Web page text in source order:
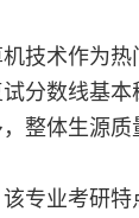
技术作为
分数线基
整体生源质
专业考研特